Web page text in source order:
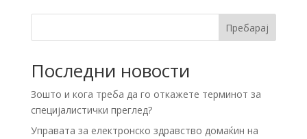
Пребарај
Последни новости
Зошто и кога треба да го откажете терминот за
специјалистички преглед?
Управата за електронско здравство домаќин на